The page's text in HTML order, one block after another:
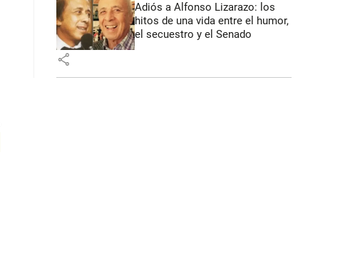
Adiós a Alfonso Lizarazo: los
hitos de una vida entre el humor,
el secuestro y el Senado
share